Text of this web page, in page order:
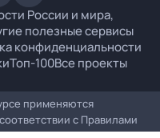
России и мира,
полезные сервисы
конфиденциальности
Топ-100Все проекты
применяются
с Правилами